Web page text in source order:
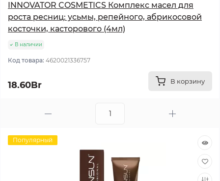
INNOVATOR COSMETICS Комплекс масел для
роста ресниц: усьмы, репейного, абрикосовой
косточки, касторового (4мл)
В наличии
Код товара: 4620021336757
18.60Br В корзину
Популярный